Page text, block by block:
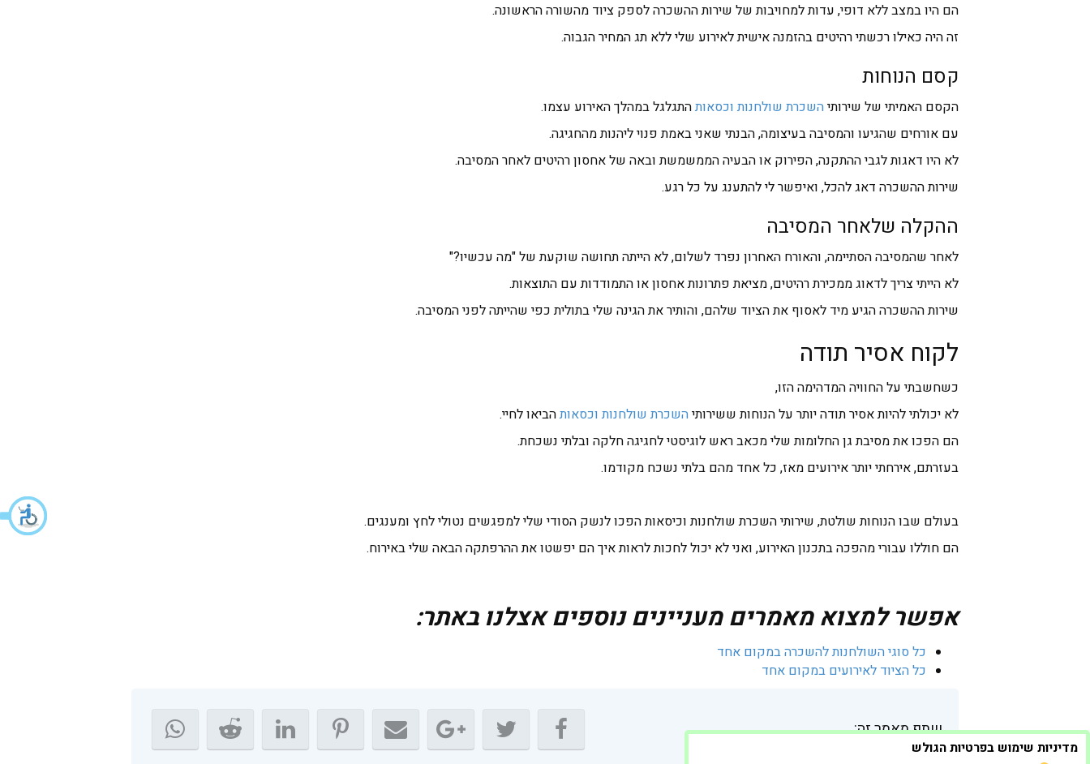
הם היו במצב ללא דופי, עדות למחויבות של שירות ההשכרה לספק ציוד מהשורה הראשונה.
זה היה כאילו רכשתי רהיטים בהזמנה אישית לאירוע שלי ללא תג המחיר הגבוה.
קסם הנוחות
הקסם האמיתי של שירותיהשכרת שולחנות וכסאותהתגלגל במהלך האירוע עצמו.
עם אורחים שהגיעו והמסיבה בעיצומה, הבנתי שאני באמת פנוי ליהנות מהחגיגה.
לא היו דאגות לגבי ההתקנה, הפירוק או הבעיה הממשמשת ובאה של אחסון רהיטים לאחר המסיבה.
שירות ההשכרה דאג להכל, ואיפשר לי להתענג על כל רגע.
ההקלה שלאחר המסיבה
לאחר שהמסיבה הסתיימה, והאורח האחרון נפרד לשלום, לא הייתה תחושה שוקעת של "מה עכשיו?"
לא הייתי צריך לדאוג ממכירת רהיטים, מציאת פתרונות אחסון או התמודדות עם התוצאות.
שירות ההשכרה הגיע מיד לאסוף את הציוד שלהם, והותיר את הגינה שלי בתולית כפי שהייתה לפני המסיבה.
לקוח אסיר תודה
כשחשבתי על החוויה המדהימה הזו,
לא יכולתי להיות אסיר תודה יותר על הנוחות ששירותיהשכרת שולחנות וכסאותהביאו לחיי.
הם הפכו את מסיבת גן החלומות שלי מכאב ראש לוגיסטי לחגיגה חלקה ובלתי נשכחת.
בעזרתם, אירחתי יותר אירועים מאז, כל אחד מהם בלתי נשכח מקודמו.
בעולם שבו הנוחות שולטת, שירותי השכרת שולחנות וכיסאות הפכו לנשק הסודי שלי למפגשים נטולי לחץ ומענגים.
הם חוללו עבורי מהפכה בתכנון האירוע, ואני לא יכול לחכות לראות איך הם יפשטו את ההרפתקה הבאה שלי באירוח.
אפשר למצוא מאמרים מעניינים נוספים אצלנו באתר:
כל סוגי השולחנות להשכרה במקום אחד
כל הציוד לאירועים במקום אחד
שתף מאמר זה:
מדיניות שימוש בפרטיות הגולש